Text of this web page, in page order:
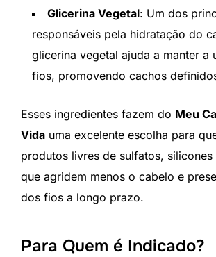
Glicerina Vegetal: Um dos
responsáveis pela hidratação do
glicerina vegetal ajuda a manter a
fios, promovendo cachos
Esses ingredientes fazem do Meu
Vida uma excelente escolha para
produtos livres de sulfatos, silicones
que agridem menos o cabelo e
dos fios a longo prazo.
Para Quem é Indicado?